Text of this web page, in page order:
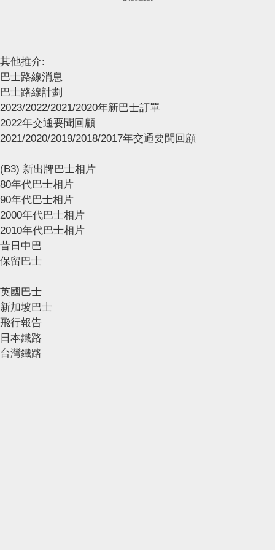
其他推介:
巴士路線消息
巴士路線計劃
2023/2022/2021/2020年新巴士訂單
2022年交通要聞回顧
2021/2020/2019/2018/2017年交通要聞回顧
(B3) 新出牌巴士相片
80年代巴士相片
90年代巴士相片
2000年代巴士相片
2010年代巴士相片
昔日中巴
保留巴士
英國巴士
新加坡巴士
飛行報告
日本鐵路
台灣鐵路